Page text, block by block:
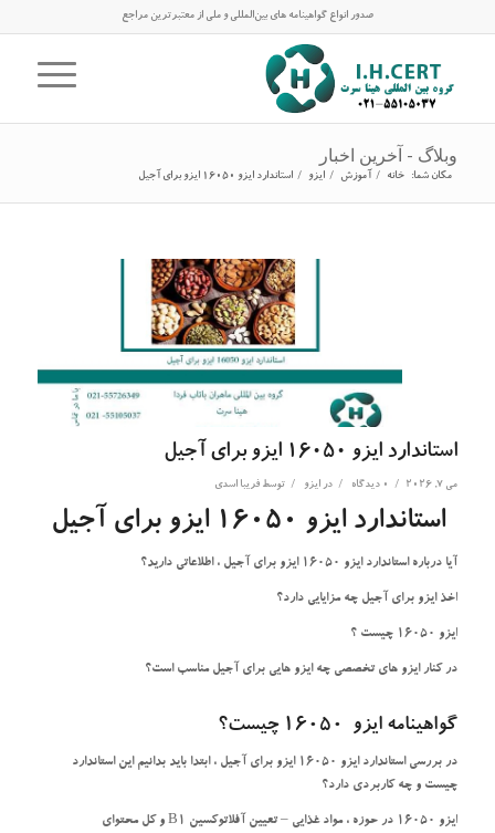
صدور انواع گواهینامه های بین‌المللی و ملی از معتبرترین مراجع
وبلاگ - آخرین اخبار
مکان شما: خانه / آموزش / ایزو / استاندارد ایزو 16050 ایزو برای آجیل
استاندارد ایزو 16050 ایزو برای آجیل
می 7, 2026 / 0 دیدگاه / در ایزو / توسط فریبا اسدی
استاندارد ایزو 16050 ایزو برای آجیل
آیا درباره استاندارد ایزو 16050 ایزو برای آجیل ، اطلاعاتی دارید؟
اخذ ایزو برای آجیل چه مزایایی دارد؟
ایزو 16050 چیست ؟
در کنار ایزو های تخصصی چه ایزو هایی برای آجیل مناسب است؟
گواهینامه ایزو 16050 چیست؟
در بررسی استاندارد ایزو 16050 ایزو برای آجیل ، ابتدا باید بدانیم این استاندارد
چیست و چه کاربردی دارد؟
ایزو 16050 در حوزه ، مواد غذایی – تعیین آفلاتوکسین B1 و کل محتوای